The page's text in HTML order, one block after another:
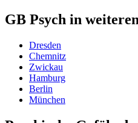
GB Psych in
Dresden
Chemnitz
Zwickau
Hamburg
Berlin
München